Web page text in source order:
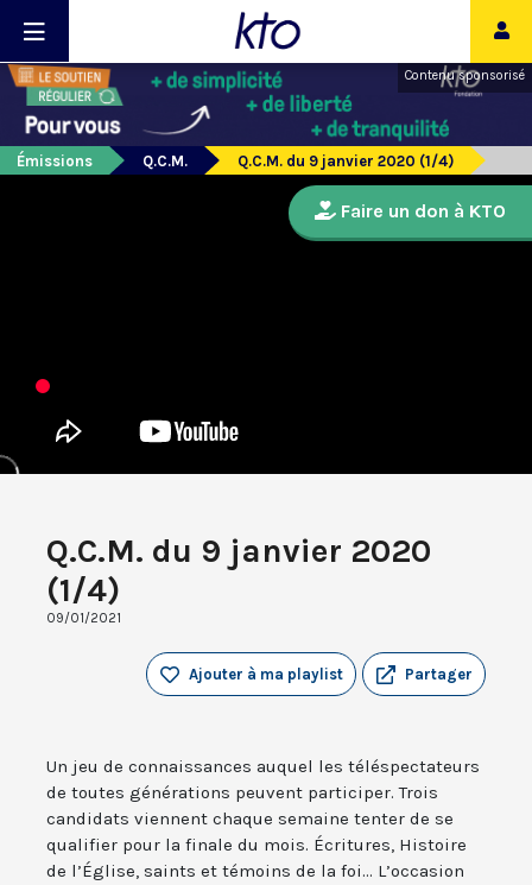
Contenu sponsorisé
Émissions Q.C.M. Q.C.M. du 9 janvier 2020 (1/4)
Q.C.M. du 9 janvier 2020
(1/4)
09/01/2021
Partager
Ajouter à ma playlist
Un jeu de connaissances auquel les téléspectateurs
de toutes générations peuvent participer. Trois
candidats viennent chaque semaine tenter de se
qualifier pour la finale du mois. Écritures, Histoire
de l’Église, saints et témoins de la foi... L’occasion
Faire un don à KTO